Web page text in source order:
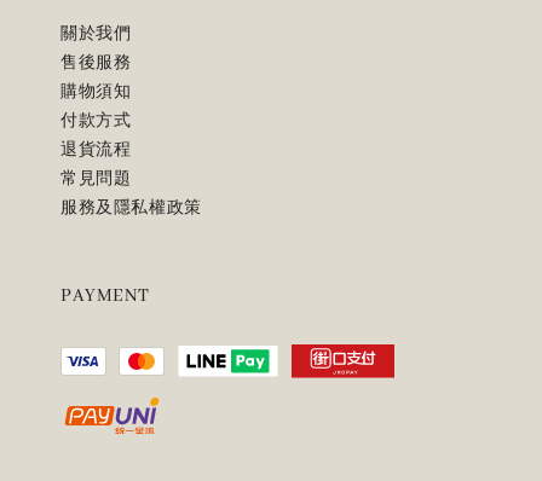
關於我們
售後服務
購物須知
付款方式
退貨流程
常見問題
服務及隱私權政策
PAYMENT